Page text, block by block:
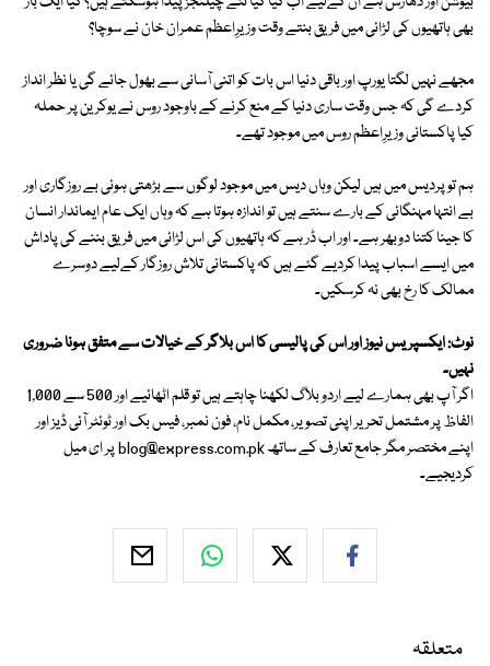
بھی ہاتھیوں کی لڑائی میں فریق بنتے وقت وزیرِاعظم عمران خان نے سوچا؟
مجھے نہیں لگتا یورپ اور باقی دنیا اس بات کو اتنی آسانی سے بھول جائے گی یا نظر انداز
کردے گی کہ جس وقت ساری دنیا کے منع کرنے کے باوجود روس نے یوکرین پر حملہ
کیا پاکستانی وزیرِاعظم روس میں موجود تھے۔
ہم تو پردیس میں ہیں لیکن وہاں دیس میں موجود لوگوں سے بڑھتی ہوئی بے روزگاری اور
بے انتہا مہنگائی کے بارے سنتے ہیں تو اندازہ ہوتا ہے کہ وہاں ایک عام ایماندار انسان
کا جینا کتنا دوبھر ہے۔ اور اب ڈر ہے کہ ہاتھیوں کی اس لڑائی میں فریق بننے کی پاداش
میں ایسے اسباب پیدا کردیے گئے ہیں کہ پاکستانی تلاش روزگار کےلیے دوسرے
ممالک کا رخ بھی نہ کرسکیں۔
نوٹ: ایکسپریس نیوز اور اس کی پالیسی کا اس بلاگر کے خیالات سے متفق ہونا ضروری
نہیں۔
اگر آپ بھی ہمارے لیے اردو بلاگ لکھنا چاہتے ہیں تو قلم اٹھائیے اور 500 سے 1,000
الفاظ پر مشتمل تحریر اپنی تصویر، مکمل نام، فون نمبر، فیس بک اور ٹوئٹر آئی ڈیز اور
اپنے مختصر مگر جامع تعارف کے ساتھblog@express.com.pkپر ای میل
کردیجیے۔
متعلقہ